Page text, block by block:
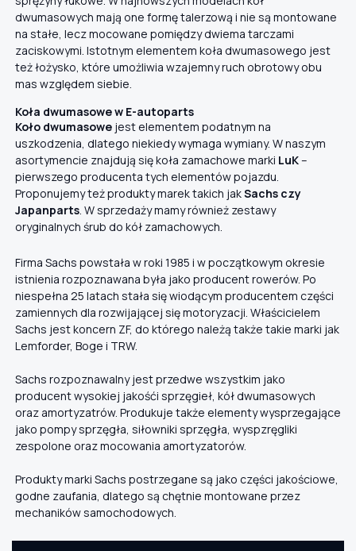
dwumasowych mają one formę talerzową i nie są montowane
na stałe, lecz mocowane pomiędzy dwiema tarczami
zaciskowymi. Istotnym elementem koła dwumasowego jest
też łożysko, które umożliwia wzajemny ruch obrotowy obu
mas względem siebie.
Koła dwumasowe w E-autoparts
Koło dwumasowe jest elementem podatnym na
uszkodzenia, dlatego niekiedy wymaga wymiany. W naszym
asortymencie znajdują się koła zamachowe marki LuK–
pierwszego producenta tych elementów pojazdu.
Proponujemy też produkty marek takich jakSachs czy
Japanparts. W sprzedaży mamy również zestawy
oryginalnych śrub do kół zamachowych.
Firma Sachs powstała w roki 1985 i w początkowym okresie
istnienia rozpoznawana była jako producent rowerów. Po
niespełna 25 latach stała się wiodącym producentem części
zamiennych dla rozwijającej się motoryzacji. Właścicielem
Sachs jest koncern ZF, do którego należą także takie marki jak
Lemforder, Boge i TRW.
Sachs rozpoznawalny jest przedwe wszystkim jako
producent wysokiej jakośći sprzęgieł, kół dwumasowych
oraz amortyzatrów. Produkuje także elementy wysprzegające
jako pompy sprzęgła, siłowniki sprzęgła, wyspzręgliki
zespolone oraz mocowania amortyzatorów.
Produkty marki Sachs postrzegane są jako części jakościowe,
godne zaufania, dlatego są chętnie montowane przez
mechaników samochodowych.